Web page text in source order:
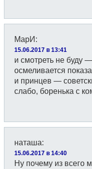
МарИ :
15.06.2017 в 13:41
и смотреть не буду
осмеливается
и принцев —
слабо, боренька с
наташа:
15.06.2017 в 14:40
Ну почему из всего